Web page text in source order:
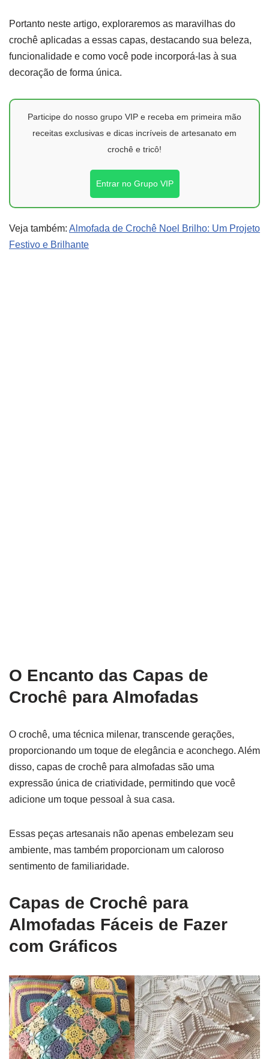
Portanto neste artigo, exploraremos as maravilhas do
crochê aplicadas a essas capas, destacando sua beleza,
funcionalidade e como você pode incorporá-las à sua
decoração de forma única.
Participe do nosso grupo VIP e receba em primeira mão
receitas exclusivas e dicas incríveis de artesanato em
crochê e tricô!
Entrar no Grupo VIP
Veja também: Almofada de Crochê Noel Brilho: Um Projeto
Festivo e Brilhante
O Encanto das Capas de
Crochê para Almofadas
O crochê, uma técnica milenar, transcende gerações,
proporcionando um toque de elegância e aconchego. Além
disso, capas de crochê para almofadas são uma
expressão única de criatividade, permitindo que você
adicione um toque pessoal à sua casa.
Essas peças artesanais não apenas embelezam seu
ambiente, mas também proporcionam um caloroso
sentimento de familiaridade.
Capas de Crochê para
Almofadas Fáceis de Fazer
com Gráficos